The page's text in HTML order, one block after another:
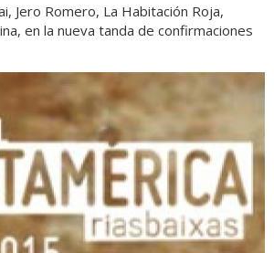
Jero Romero, La Habitación Roja,
en la nueva tanda de confirmaciones